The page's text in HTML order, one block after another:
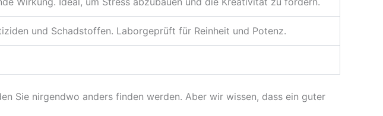
und Schadstoffen. Laborgeprüft für Reinheit und Potenz.
Sie nirgendwo anders finden werden. Aber wir wissen, dass ein guter